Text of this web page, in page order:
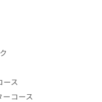
ース
ーコース